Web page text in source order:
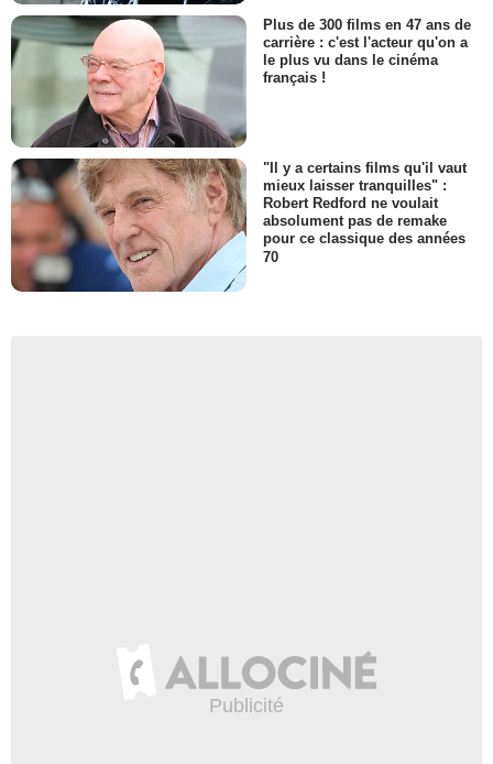
Plus de 300 films en 47 ans de
carrière : c'est l'acteur qu'on a
le plus vu dans le cinéma
français !
"Il y a certains films qu'il vaut
mieux laisser tranquilles" :
Robert Redford ne voulait
absolument pas de remake
pour ce classique des années
70